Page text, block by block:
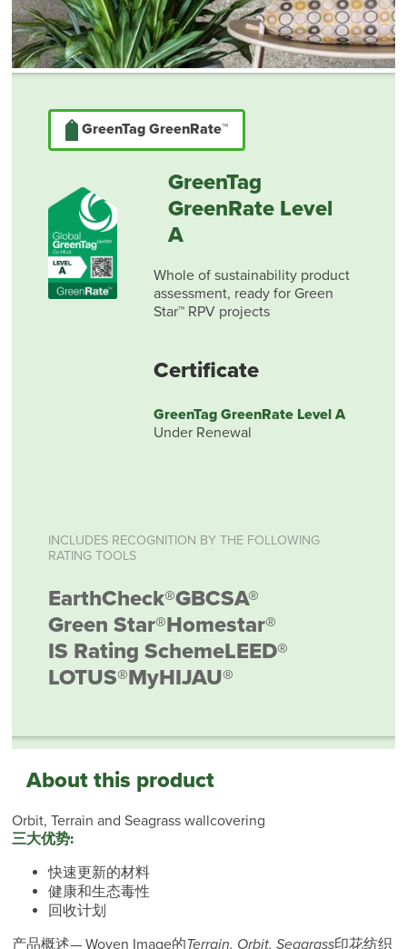
GreenTag GreenRate™
GreenTag
GreenRate Level
A
Whole of sustainability product
assessment, ready for Green
Star™ RPV projects
Certificate
GreenTag GreenRate Level A
Under Renewal
INCLUDES RECOGNITION BY THE FOLLOWING
RATING TOOLS
EarthCheck®GBCSA®
Green Star®Homestar®
IS Rating SchemeLEED®
LOTUS®MyHIJAU®
About this product
Orbit, Terrain and Seagrass wallcovering
三大优势:
快速更新的材料
健康和生态毒性
回收计划
产品概述— Woven Image的Terrain, Orbit, Seagrass印花纺织